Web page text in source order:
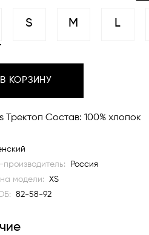
S M L
В КОРЗИНУ
Тректоп Состав: 100% хлопок
Россия
модели:
XS
82-58-92